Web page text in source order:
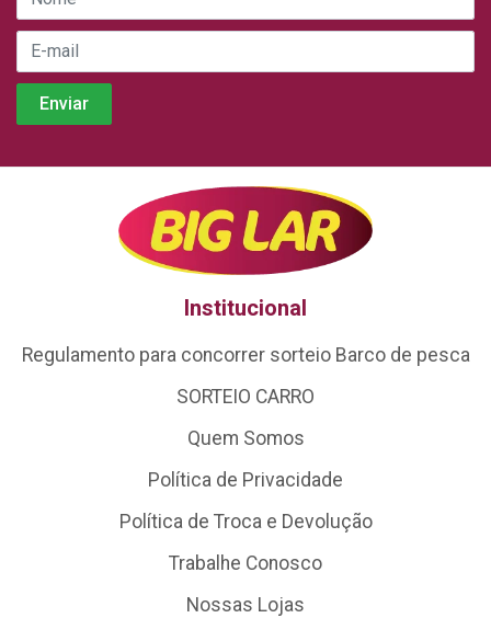
Institucional
Regulamento para concorrer sorteio Barco de pesca
SORTEIO CARRO
Quem Somos
Política de Privacidade
Política de Troca e Devolução
Trabalhe Conosco
Nossas Lojas